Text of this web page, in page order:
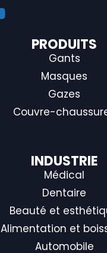
PRODUITS
Gants
Masques
Gazes
Couvre-
INDUSTRIE
Médical
Dentaire
Beauté et
Alimentation et
Automobile